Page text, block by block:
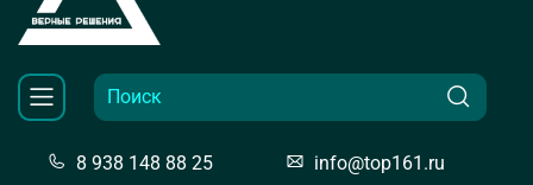
8 938 148 88 25 info@top161.ru